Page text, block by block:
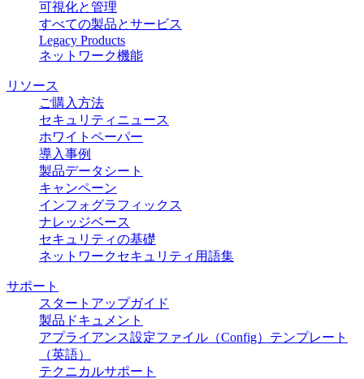
可視化と管理
すべての製品とサービス
Legacy Products
ネットワーク機能
リソース
ご購入方法
セキュリティニュース
ホワイトペーパー
導入事例
製品データシート
キャンペーン
インフォグラフィックス
ナレッジベース
セキュリティの基礎
ネットワークセキュリティ用語集
サポート
スタートアップガイド
製品ドキュメント
アプライアンス設定ファイル（Config）テンプレート
（英語）
テクニカルサポート